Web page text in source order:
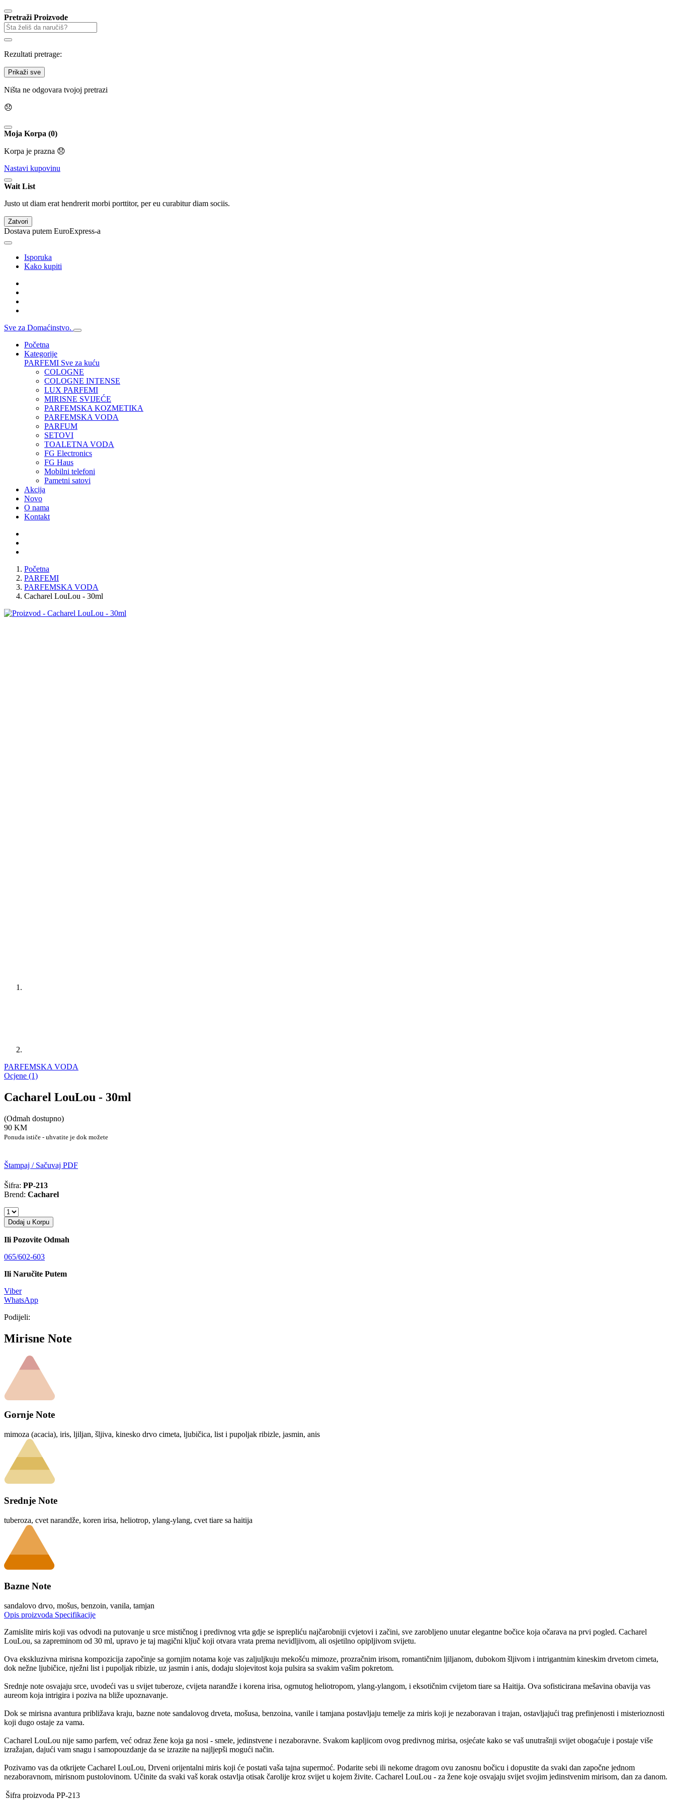
Pretraži Proizvode
Rezultati pretrage:
Prikaži sve
Ništa ne odgovara tvojoj pretrazi
😞
Moja Korpa (0)
Korpa je prazna 😞
Nastavi kupovinu
Wait List
Justo ut diam erat hendrerit morbi porttitor, per eu curabitur diam sociis.
Zatvori
Dostava putem EuroExpress-a
Isporuka
Kako kupiti
Sve za Domaćinstvo.
Početna
Kategorije
PARFEMI Sve za kuću
COLOGNE
COLOGNE INTENSE
LUX PARFEMI
MIRISNE SVIJEĆE
PARFEMSKA KOZMETIKA
PARFEMSKA VODA
PARFUM
SETOVI
TOALETNA VODA
FG Electronics
FG Haus
Mobilni telefoni
Pametni satovi
Akcija
Novo
O nama
Kontakt
Početna
PARFEMI
PARFEMSKA VODA
Cacharel LouLou - 30ml
PARFEMSKA VODA
Ocjene (1)
Cacharel LouLou - 30ml
(Odmah dostupno)
90 KM
Ponuda ističe - uhvatite je dok možete
Štampaj / Sačuvaj PDF
Šifra: PP-213
Brend: Cacharel
Dodaj u Korpu
Ili Pozovite Odmah
065/602-603
Ili Naručite Putem
Viber
WhatsApp
Podijeli:
Mirisne Note
Gornje Note
mimoza (acacia), iris, ljiljan, šljiva, kinesko drvo cimeta, ljubičica, list i pupoljak ribizle, jasmin, anis
Srednje Note
tuberoza, cvet narandže, koren irisa, heliotrop, ylang-ylang, cvet tiare sa haitija
Bazne Note
sandalovo drvo, mošus, benzoin, vanila, tamjan
Opis proizvoda Specifikacije
Zamislite miris koji vas odvodi na putovanje u srce mističnog i predivnog vrta gdje se isprepliću najčarobniji cvjetovi i začini, sve zarobljeno unutar elegantne bočice koja očarava na prvi pogled. Cacharel
LouLou, sa zapreminom od 30 ml, upravo je taj magični ključ koji otvara vrata prema nevidljivom, ali osjetilno opipljivom svijetu.
Ova ekskluzivna mirisna kompozicija započinje sa gornjim notama koje vas zaljuljkuju mekošću mimoze, prozračnim irisom, romantičnim ljiljanom, dubokom šljivom i intrigantnim kineskim drvetom cimeta,
dok nežne ljubičice, nježni list i pupoljak ribizle, uz jasmin i anis, dodaju slojevitost koja pulsira sa svakim vašim pokretom.
Srednje note osvajaju srce, uvodeći vas u svijet tuberoze, cvijeta narandže i korena irisa, ogrnutog heliotropom, ylang-ylangom, i eksotičnim cvijetom tiare sa Haitija. Ova sofisticirana mešavina obavija vas
aureom koja intrigira i poziva na bliže upoznavanje.
Dok se mirisna avantura približava kraju, bazne note sandalovog drveta, mošusa, benzoina, vanile i tamjana postavljaju temelje za miris koji je nezaboravan i trajan, ostavljajući trag prefinjenosti i misterioznosti
koji dugo ostaje za vama.
Cacharel LouLou nije samo parfem, već odraz žene koja ga nosi - smele, jedinstvene i nezaboravne. Svakom kapljicom ovog predivnog mirisa, osjećate kako se vaš unutrašnji svijet obogaćuje i postaje više
izražajan, dajući vam snagu i samopouzdanje da se izrazite na najljepši mogući način.
Pozivamo vas da otkrijete Cacharel LouLou, Drveni orijentalni miris koji će postati vaša tajna supermoć. Podarite sebi ili nekome dragom ovu zanosnu bočicu i dopustite da svaki dan započne jednom
nezaboravnom, mirisnom pustolovinom. Učinite da svaki vaš korak ostavlja otisak čarolije kroz svijet u kojem živite. Cacharel LouLou - za žene koje osvajaju svijet svojim jedinstvenim mirisom, dan za danom.
Šifra proizvoda PP-213